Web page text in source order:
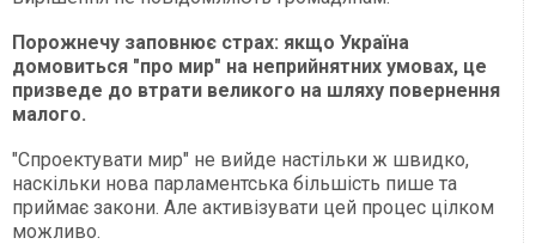
Порожнечу заповнює страх: якщо Україна
домовиться "про мир" на неприйнятних умовах, це
призведе до втрати великого на шляху повернення
малого.
"Спроектувати мир" не вийде настільки ж швидко,
наскільки нова парламентська більшість пише та
приймає закони. Але активізувати цей процес цілком
можливо.